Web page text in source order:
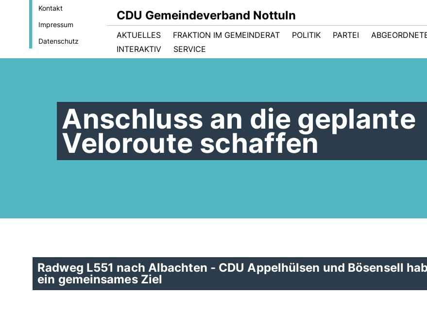
Kontakt
Impressum
Datenschutz
CDU Gemeindeverband Nottuln
AKTUELLES FRAKTION IM GEMEINDERAT POLITIK PARTEI
INTERAKTIV
SERVICE
Anschluss an die geplante
Veloroute schaffen
Radweg L551 nach Albachten - CDU Appelhülsen und Bösensell
ein gemeinsames Ziel